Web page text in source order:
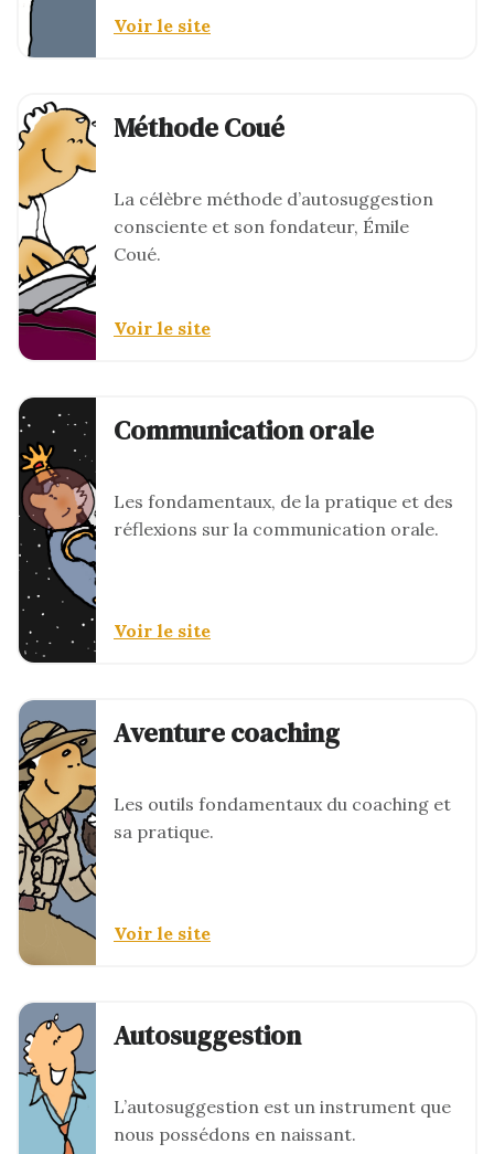
Voir le site
Méthode Coué
La célèbre méthode d’autosuggestion
consciente et son fondateur, Émile
Coué.
Voir le site
Communication orale
Les fondamentaux, de la pratique et des
réflexions sur la communication orale.
Voir le site
Aventure coaching
Les outils fondamentaux du coaching et
sa pratique.
Voir le site
Autosuggestion
L’autosuggestion est un instrument que
nous possédons en naissant.